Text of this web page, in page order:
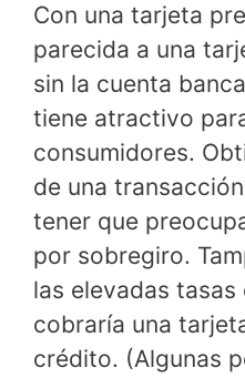
Con una tarjeta
parecida a una
sin la cuenta
tiene atractivo
consumidores.
de una
tener que
por sobregiro.
las elevadas
cobraría una
crédito. (Algunas